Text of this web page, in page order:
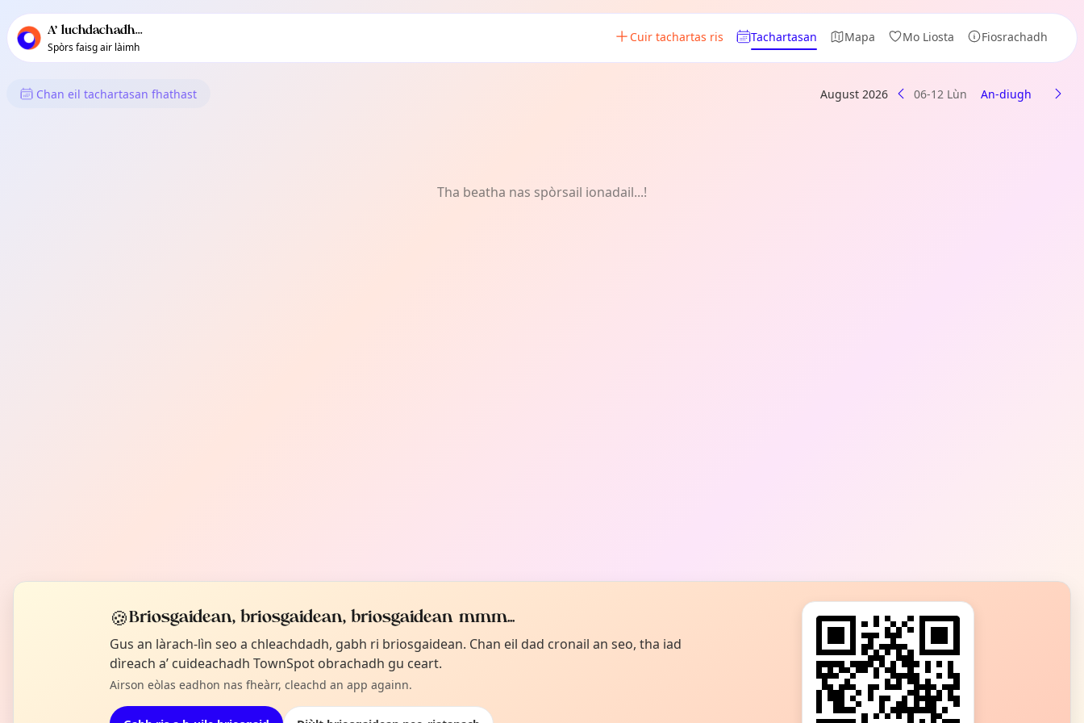
tachartasan ionadail TownSpot
A’ luchdachadh...
Spòrs faisg air làimh
Cuir tachartas ris Tachartasan Mapa Mo Liosta Fiosrachadh
Dè tha Dol ann an Sto. Niño
Chan eil tachartasan fhathast August 2026 06-12 Lùn An-diugh
Tha beatha nas spòrsail ionadail...!
🍪Briosgaidean, briosgaidean, briosgaidean mmm...
Gus an làrach-lìn seo a chleachdadh, gabh ri briosgaidean. Chan eil dad cronail an seo, tha iad
dìreach a’ cuideachadh TownSpot obrachadh gu ceart.
Airson eòlas eadhon nas fheàrr, cleachd an app againn.